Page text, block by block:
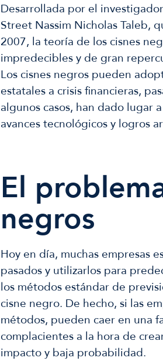
Desarrollada por el
Street Nassim Nicholas Taleb,
2007, la teoría de los cisnes
impredecibles y de gran
Los cisnes negros pueden
estatales a crisis financieras,
algunos casos, han dado lugar
avances tecnológicos y logros
El
negros
Hoy en día, muchas empresas
pasados y utilizarlos para
los métodos estándar de
cisne negro. De hecho, si las
métodos, pueden caer en una
complacientes a la hora de
impacto y baja probabilidad.